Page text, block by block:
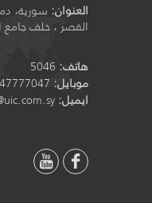
العنوان: سورية،
القصر ، خلف جامع
هاتف: 5046
موبايل:
ايميل: